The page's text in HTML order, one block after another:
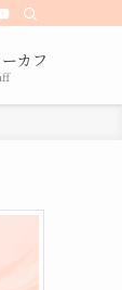
カフ